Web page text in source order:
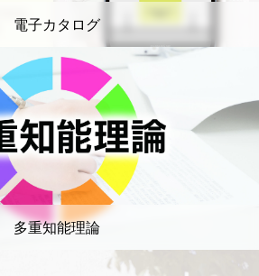
電子カタログ
多重知能理論